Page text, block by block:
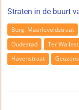
Straten in de buurt
Burg. Maarleveldstraat
Oudestad
Ter
Havenstraat